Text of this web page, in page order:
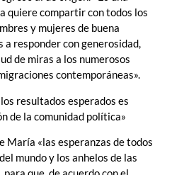
quiere compartir con todos los
y mujeres de buena
responder con generosidad,
de miras a los numerosos
contemporáneas».
resultados esperados es
de la comunidad política»
María «las esperanzas de todos
mundo y los anhelos de las